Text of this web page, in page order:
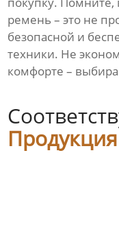
ремень – это не
безопасной и
техники. Не
комфорте –
Продукция